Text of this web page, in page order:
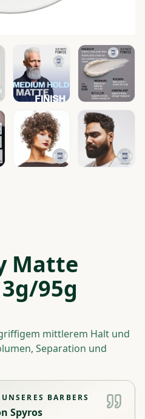
Matte
95g
mittlerem Halt und
Separation und
BARBERS
Spyros